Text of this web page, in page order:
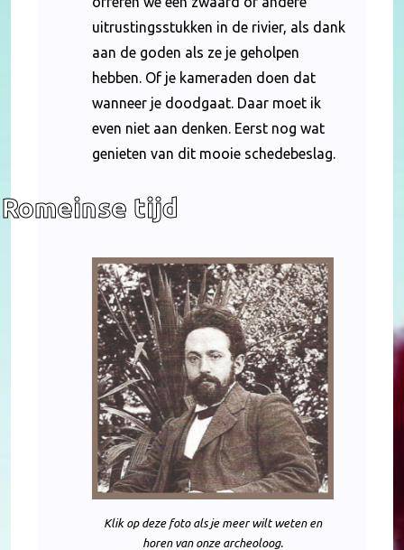
uitrustingsstukken in de rivier, als dank
aan de goden als ze je geholpen
hebben. Of je kameraden doen dat
wanneer je doodgaat. Daar moet ik
even niet aan denken. Eerst nog wat
genieten van dit mooie schedebeslag.
Romeinse tijd
Klik op deze foto als je meer wilt weten en
horen van onze archeoloog.